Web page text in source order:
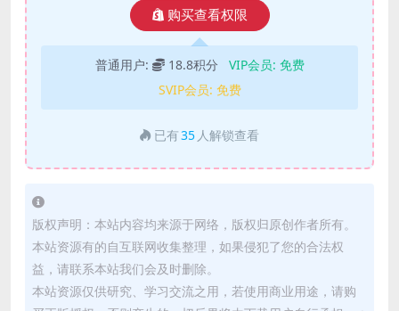
购买查看权限
普通用户: 18.8积分 VIP会员: 免费
SVIP会员: 免费
已有35 人解锁查看
版权声明：本站内容均来源于网络，版权归原创作者所有。
本站资源有的自互联网收集整理，如果侵犯了您的合法权
益，请联系本站我们会及时删除。
本站资源仅供研究、学习交流之用，若使用商业用途，请购